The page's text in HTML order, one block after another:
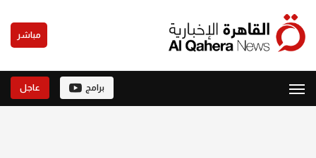
مباشر
برامج عاجل